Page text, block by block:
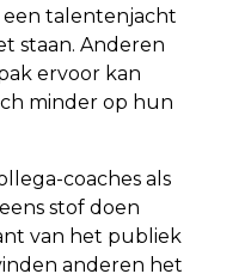
een talentenjacht
staan. Anderen
ervoor kan
minder op hun
coaches als
stof doen
van het publiek
anderen het